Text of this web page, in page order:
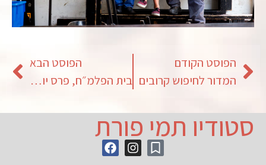
הפוסט הקודם
המדור לחיפוש קרובים
הפוסט הבא
בית הפלמ״ח, פרס יוסי הראל
סטודיו תמי פורת